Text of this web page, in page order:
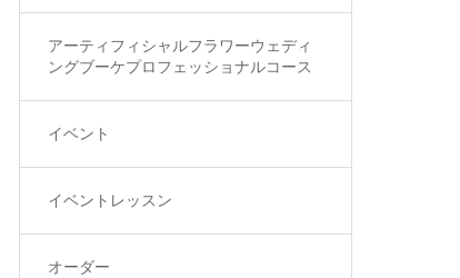
アーティフィシャルフラワーウェディ
ングブーケプロフェッショナルコース
イベント
イベントレッスン
オーダー